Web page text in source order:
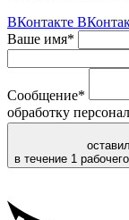
ВКонтакте
Ваше имя*
Сообщение*
обработку
в течение 1